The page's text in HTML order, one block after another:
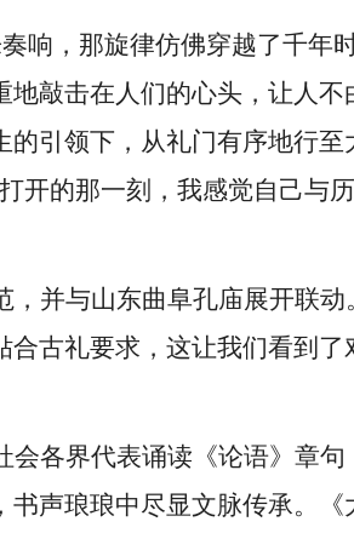
响，那旋律仿佛穿越了千年
敲击在人们的心头，让人不
引领下，从礼门有序地行
开的那一刻，我感觉自己与
并与山东曲阜孔庙展开联动
古礼要求，这让我们看到
各界代表诵读《论语》章
声琅琅中尽显文脉传承。